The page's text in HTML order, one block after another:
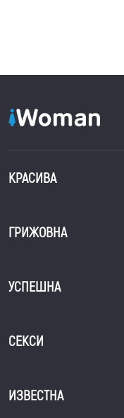
КРАСИВА
ГРИЖОВНА
УСПЕШНА
СЕКСИ
ИЗВЕСТНА